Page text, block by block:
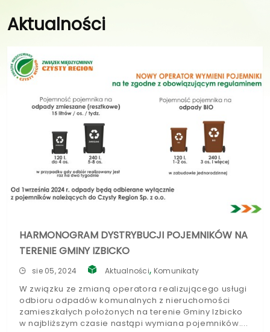
Aktualności
HARMONOGRAM DYSTRYBUCJI POJEMNIKÓW NA
TERENIE GMINY IZBICKO
sie 05, 2024 Aktualności, Komunikaty
W związku ze zmianą operatora realizującego usługi
odbioru odpadów komunalnych z nieruchomości
zamieszkałych położonych na terenie Gminy Izbicko
w najbliższym czasie nastąpi wymiana pojemników.